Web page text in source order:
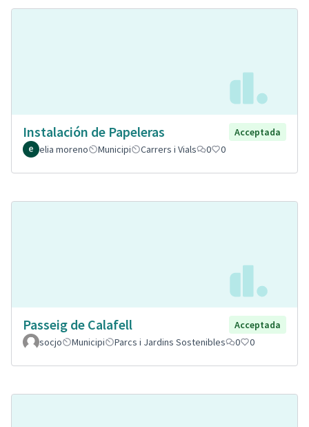
Instalación de Papeleras
Acceptada
elia moreno
Municipi Carrers i Vials 0 0
Passeig de Calafell
Acceptada
socjo
Municipi Parcs i Jardins Sostenibles 0 0